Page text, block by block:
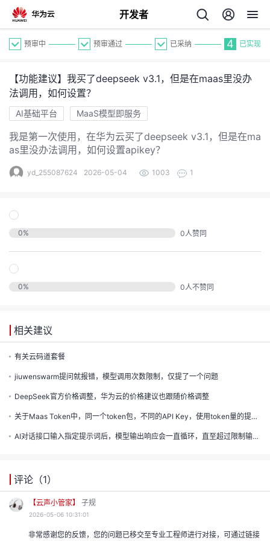
开发者
个
人
主
我
开
发
我
的
博
客
我
论
的
子
我
直
的
动
我
关
的
开
者
堂
课
程
的
认
我
的
我
我
的
的
支
持
的
术
持
我
云
建
预审中 预审通过 已采纳 4 已实现
【功能建议】我买了deepseek v3.1，但是在maas里没办
法调用，如何设置？
AI基础平台 MaaS模型即服务
我是第一次使用，在华为云买了deepseek v3.1，但是在ma
as里没办法调用，如何设置apikey？
yd_255087624 2026-05-04 1003 1
0% 0人赞同
0% 0人不赞同
相关建议
有关云码道套餐
jiuwenswarm提问就报错，模型调用次数限制，仅提了一个问题
DeepSeek官方价格调整，华为云的价格建议也跟随价格调整
关于Maas Token中，同一个token包，不同的API Key，使用token量的提醒功能
AI对话接口输入指定提示词后，模型输出响应会一直循环，直至超过限制输出token上线
评论（1）
【云声小管家】 子规
2026-05-06 10:31:01
非常感谢您的反馈，您的问题已移交至专业工程师进行对接，可通过链接